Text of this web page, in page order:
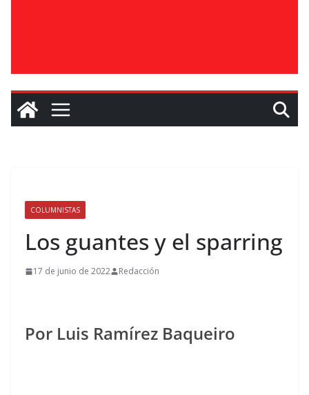
COLUMNISTAS
Los guantes y el sparring
17 de junio de 2022 Redacción
Por Luis Ramírez Baqueiro